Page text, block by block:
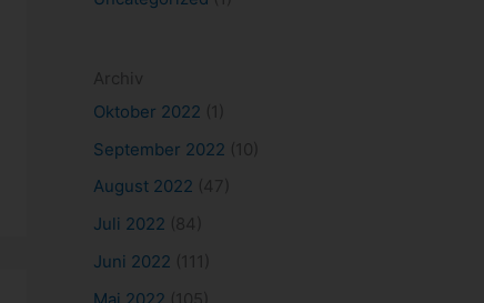
Oktober 2022
September 2022
August 2022
Juli 2022
Juni 2022
Mai 2022